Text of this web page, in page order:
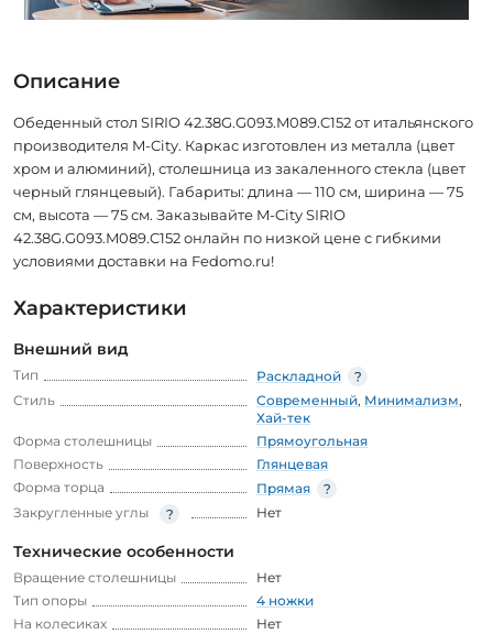
Описание
Обеденный стол SIRIO 42.38G.G093.M089.C152 от итальянского
производителя M-City. Каркас изготовлен из металла (цвет
хром и алюминий), столешница из закаленного стекла (цвет
черный глянцевый). Габариты: длина — 110 см, ширина — 75
см, высота — 75 см. Заказывайте M-City SIRIO
42.38G.G093.M089.C152 онлайн по низкой цене с гибкими
условиями доставки на Fedomo.ru!
Характеристики
Внешний вид
Тип
Раскладной
Стиль
Современный, Минимализм,
Хай-тек
Форма столешницы
Прямоугольная
Поверхность
Глянцевая
Форма торца
Прямая
Закругленные углы
Нет
Технические особенности
Вращение столешницы
Нет
Тип опоры
4 ножки
На колесиках
Нет